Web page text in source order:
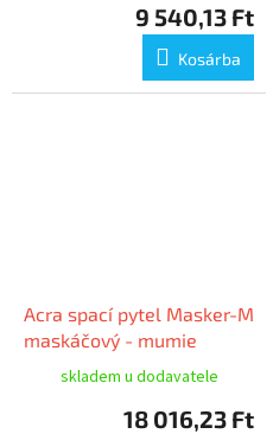
9 540,13 Ft
Kosárba
Acra spací pytel Masker-M
maskáčový - mumie
skladem u dodavatele
18 016,23 Ft